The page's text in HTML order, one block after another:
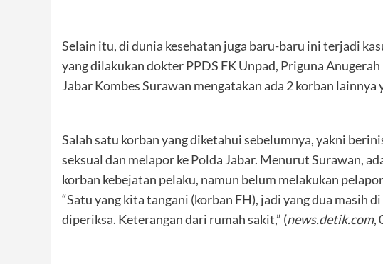
Selain itu, di dunia kesehatan juga baru-baru ini terjadi
yang dilakukan dokter PPDS FK Unpad, Priguna
Jabar Kombes Surawan mengatakan ada 2 korban
Salah satu korban yang diketahui sebelumnya, yakni
seksual dan melapor ke Polda Jabar. Menurut Surawan,
korban kebejatan pelaku, namun belum melakukan
“Satu yang kita tangani (korban FH), jadi yang dua masih
diperiksa. Keterangan dari rumah sakit,” (news.detik.com,